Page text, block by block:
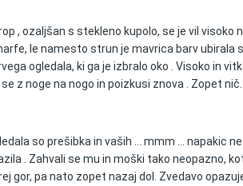
, ozaljšan s stekleno kupolo, se je vil visoko
le namesto strun je mavrica barv ubirala
ogledala, ki ga je izbralo oko . Visoko in
z noge na nogo in poizkusi znova . Zopet nič.
so prešibka in vaših … mmm ... napakic ne
. Zahvali se mu in moški tako neopazno,
gor, pa nato zopet nazaj dol. Zvedavo